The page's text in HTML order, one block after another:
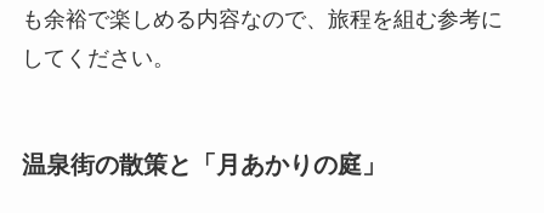
も余裕で楽しめる内容なので、旅程を組む参考に
してください。
温泉街の散策と「月あかりの庭」